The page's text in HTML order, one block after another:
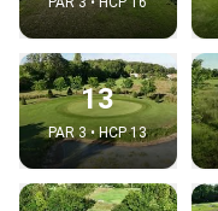
13
PAR 3 • HCP 13